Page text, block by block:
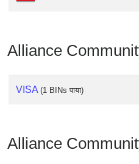
IP
Checker
Alliance
VISA (1 BINs पाया)
Alliance